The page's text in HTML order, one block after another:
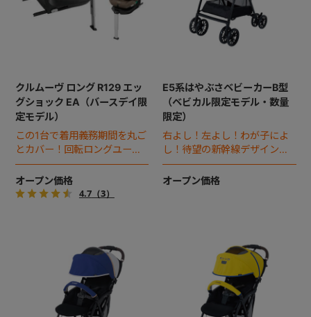
クルムーヴ ロング R129 エッ
グショック EA（バースデイ限
定モデル）
この1台で着用義務期間を丸ご
とカバー！回転ロングユース
チャイルドシート。
オープン価格
4.7（3）
E5系はやぶさベビーカーB型
（ベビカル限定モデル・数量
限定）
右よし！左よし！わが子によ
し！待望の新幹線デザインのB
型ベビーカー誕生。
オープン価格